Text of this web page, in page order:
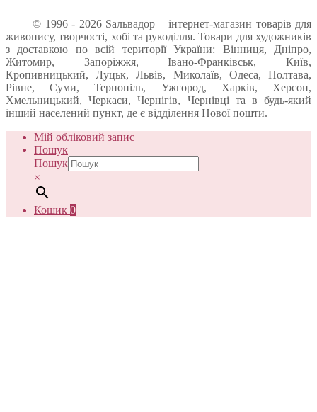
© 1996 - 2026 Sальвадор – інтернет-магазин товарів для
живопису, творчості, хобі та рукоділля. Товари для художників
з доставкою по всій території України: Вінниця, Дніпро,
Житомир, Запоріжжя, Івано-Франківськ, Київ,
Кропивницький, Луцьк, Львів, Миколаїв, Одеса, Полтава,
Рівне, Суми, Тернопіль, Ужгород, Харків, Херсон,
Хмельницький, Черкаси, Чернігів, Чернівці та в будь-який
інший населений пункт, де є відділення Нової пошти.
Мій обліковий запис
Пошук
Пошук
×
Кошик 0